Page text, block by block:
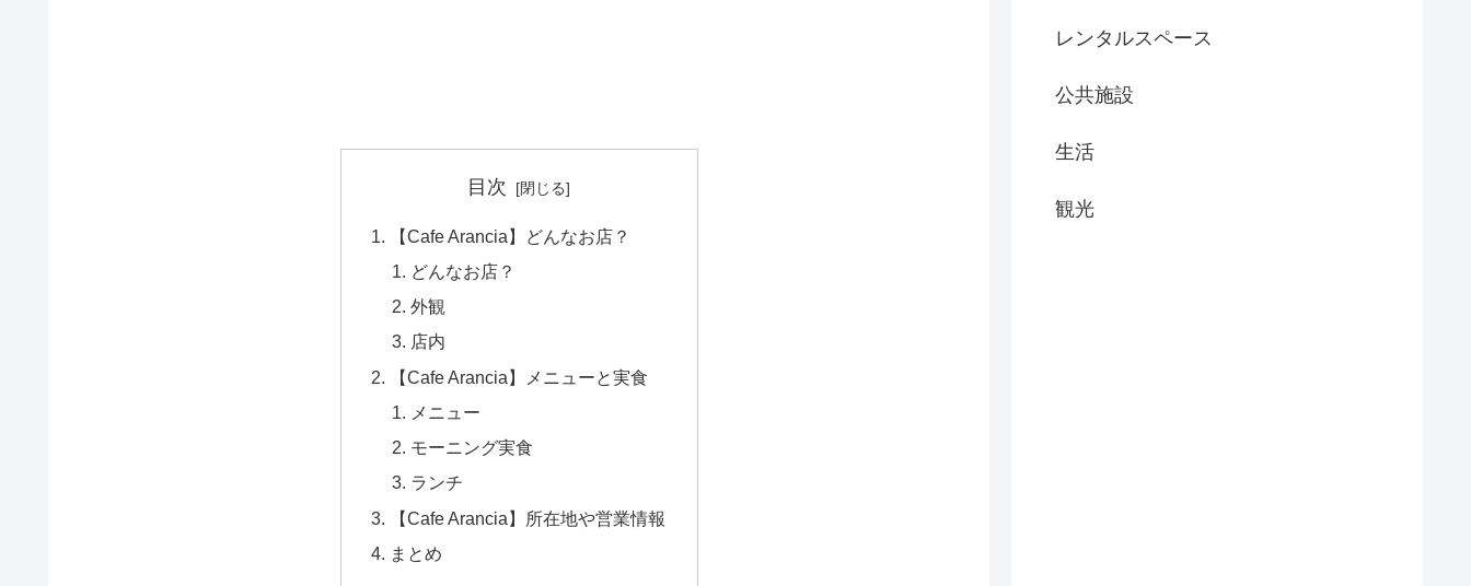
目次
【Cafe Arancia】どんなお店？
どんなお店？
外観
店内
【Cafe Arancia】メニューと実食
メニュー
モーニング実食
ランチ
【Cafe Arancia】所在地や営業情報
まとめ
レンタルスペース
公共施設
生活
観光